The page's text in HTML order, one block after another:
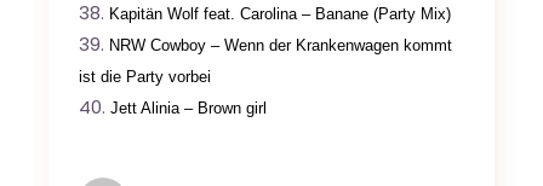
Kapitän Wolf feat. Carolina – Banane (Party Mix)
NRW Cowboy – Wenn der Krankenwagen kommt
ist die Party vorbei
Jett Alinia – Brown girl